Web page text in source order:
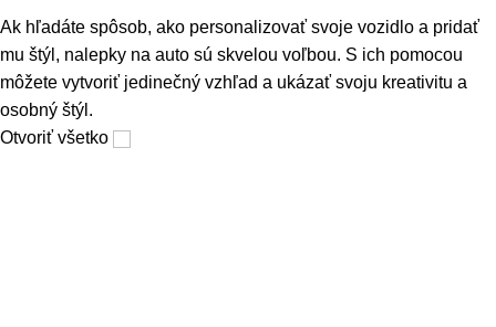
Ak hľadáte spôsob, ako personalizovať svoje vozidlo a pridať
mu štýl, nalepky na auto sú skvelou voľbou. S ich pomocou
môžete vytvoriť jedinečný vzhľad a ukázať svoju kreativitu a
osobný štýl.
Otvoriť všetko